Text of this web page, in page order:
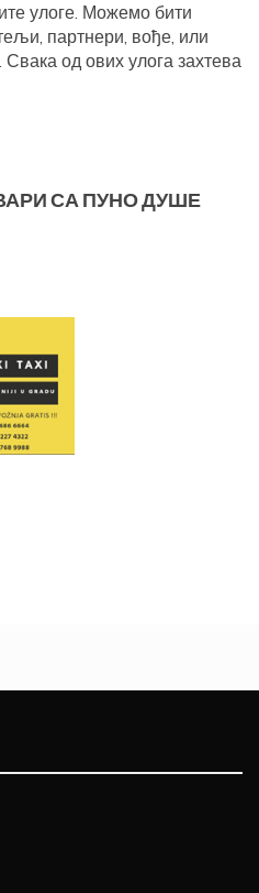
улоге. Можемо бити
партнери, вође, или
Свака од ових улога захтева
СА ПУНО ДУШЕ